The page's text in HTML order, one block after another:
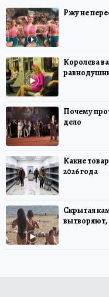
Ржу не
Королева
Почему
дело
Какие
2026 года
Скрытая
вытворяют,